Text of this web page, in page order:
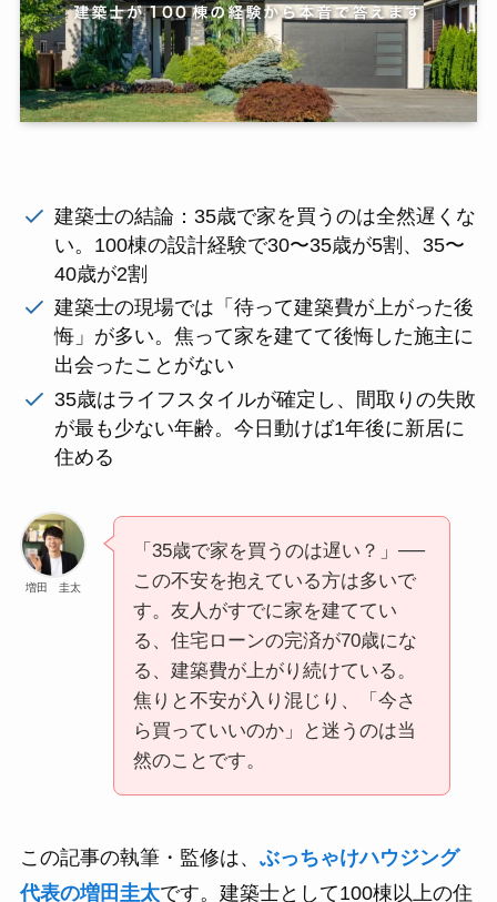
建築士の結論：35歳で家を買うのは全然遅くな
い。100棟の設計経験で30〜35歳が5割、35〜
40歳が2割
建築士の現場では「待って建築費が上がった後
悔」が多い。焦って家を建てて後悔した施主に
出会ったことがない
35歳はライフスタイルが確定し、間取りの失敗
が最も少ない年齢。今日動けば1年後に新居に
住める
増田 圭太
「35歳で家を買うのは遅い？」──
この不安を抱えている方は多いで
す。友人がすでに家を建ててい
る、住宅ローンの完済が70歳にな
る、建築費が上がり続けている。
焦りと不安が入り混じり、「今さ
ら買っていいのか」と迷うのは当
然のことです。
この記事の執筆・監修は、 ぶっちゃけハウジング
代表の増田圭太です。建築士として100棟以上の住